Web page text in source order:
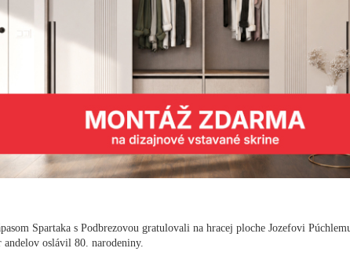
Spartaka s Podbrezovou gratulovali na hracej ploche Jozefovi
andelov oslávil 80. narodeniny.